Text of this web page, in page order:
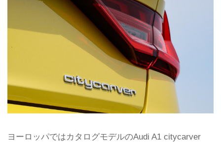
ヨーロッパではカタログモデルのAudi A1 citycarver